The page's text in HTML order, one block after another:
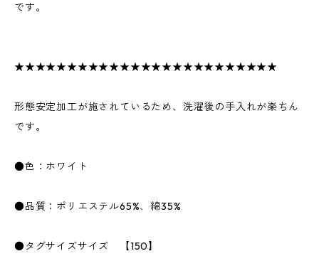
です。
★★★★★★★★★★★★★★★★★★★★★★★★★
形態安定加工が施されているため、洗濯後の手入れが楽ちん
です。
●色：ホワイト
●品質：ポリエステル65%、綿35%
●タグサイズサイズ 【150】